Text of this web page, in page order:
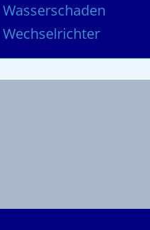
Wasserschaden
Wechselrichter